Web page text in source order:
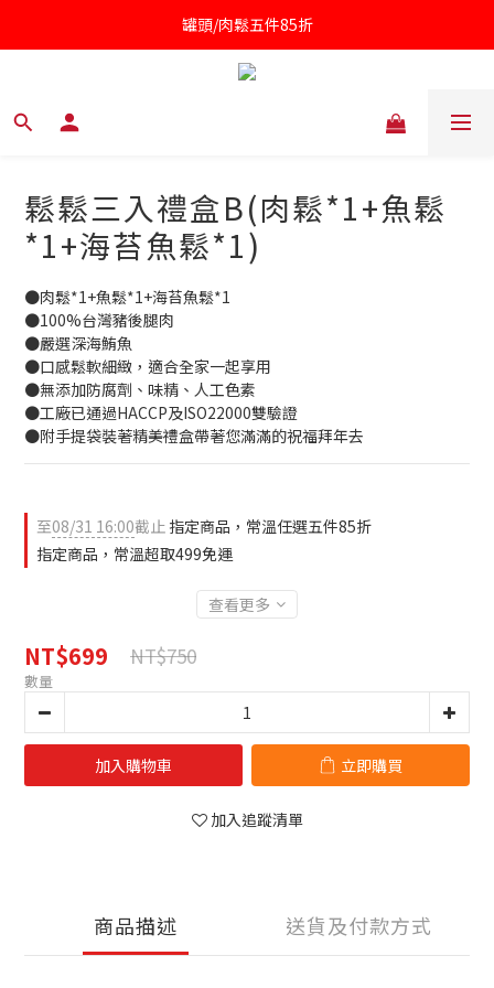
凱撒醬第二件半價
罐頭/肉鬆五件85折
針對近期供應商油品檢驗不符法規聲明書
鬆鬆三入禮盒B(肉鬆*1+魚鬆
*1+海苔魚鬆*1)
●肉鬆*1+魚鬆*1+海苔魚鬆*1
●100%台灣豬後腿肉
●嚴選深海鮪魚
●口感鬆軟細緻，適合全家一起享用
●無添加防腐劑、味精、人工色素
●工廠已通過HACCP及ISO22000雙驗證
●附手提袋裝著精美禮盒帶著您滿滿的祝福拜年去
至08/31 16:00截止 指定商品，常溫任選五件85折
指定商品，常溫超取499免運
查看更多
NT$699 NT$750
數量
加入購物車 立即購買
加入追蹤清單
商品描述 送貨及付款方式